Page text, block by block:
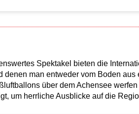
Spektakel bieten die
denen man entweder vom Boden aus
über dem Achensee
um herrliche Ausblicke auf die